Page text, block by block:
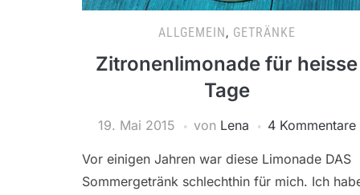
ALLGEMEIN, GETRÄNKE
Zitronenlimonade für heisse
Tage
19. Mai 2015 von Lena 4 Kommentare
Vor einigen Jahren war diese Limonade DAS
Sommergetränk schlechthin für mich. Ich